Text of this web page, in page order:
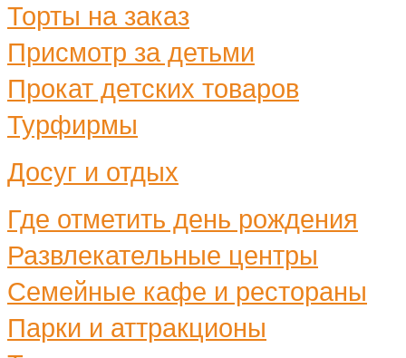
Торты на заказ
Присмотр за детьми
Прокат детских товаров
Турфирмы
Досуг и отдых
Где отметить день рождения
Развлекательные центры
Семейные кафе и рестораны
Парки и аттракционы